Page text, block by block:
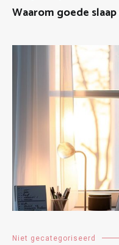
Waarom goede
Niet gecategoriseerd